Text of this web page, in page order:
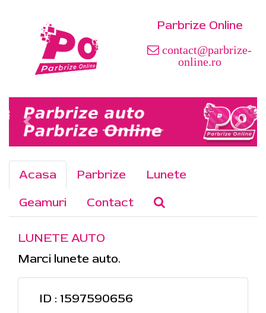
Parbrize Online
contact@parbrize-
online.ro
Acasa Parbrize
Lunete
Geamuri
Contact
LUNETE AUTO
Marci lunete auto.
ID : 1597590656